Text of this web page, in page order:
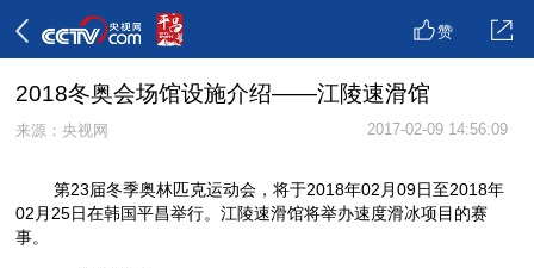
赞
2018冬奥会场馆设施介绍——江陵速滑馆
来源：央视网 2017-02-09 14:56:09
第23届冬季奥林匹克运动会，将于2018年02月09日至2018年
02月25日在韩国平昌举行。江陵速滑馆将举办速度滑冰项目的赛
事。